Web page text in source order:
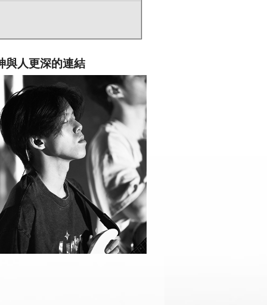
與人更深的連結